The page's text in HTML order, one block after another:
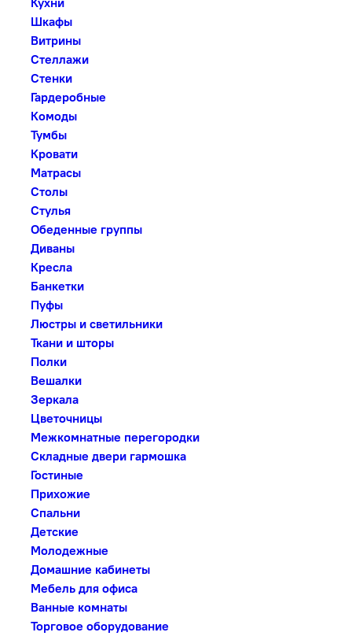
Шкафы
Витрины
Стеллажи
Стенки
Гардеробные
Комоды
Тумбы
Кровати
Матрасы
Столы
Стулья
Обеденные группы
Диваны
Кресла
Банкетки
Пуфы
Люстры и светильники
Ткани и шторы
Полки
Вешалки
Зеркала
Цветочницы
Межкомнатные перегородки
Складные двери гармошка
Гостиные
Прихожие
Спальни
Детские
Молодежные
Домашние кабинеты
Мебель для офиса
Ванные комнаты
Торговое оборудование